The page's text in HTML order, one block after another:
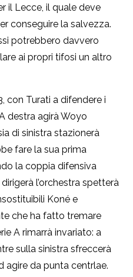
il Lecce, il quale deve
conseguire la salvezza.
potrebbero davvero
ai propri tifosi un altro
con Turati a difendere i
destra agirà Woyo
di sinistra stazionerà
fare la sua prima
la coppia difensiva
l’orchestra spetterà
Koné e
che ha fatto tremare
A rimarrà invariato: a
sulla sinistra sfreccerà
agire da punta centrlae.